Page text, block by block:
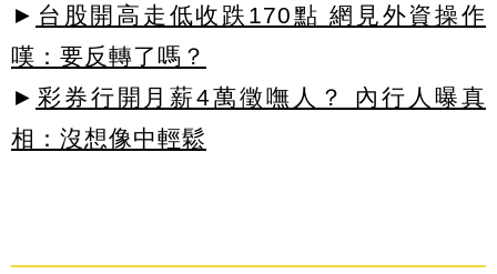
► 台股開高走低收跌170點 網見外資操作
嘆：要反轉了嗎？
► 彩券行開月薪4萬徵嘸人？ 內行人曝真
相：沒想像中輕鬆